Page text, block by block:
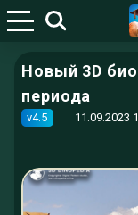
Новый 3D
периода
v4.5 11.09.2023